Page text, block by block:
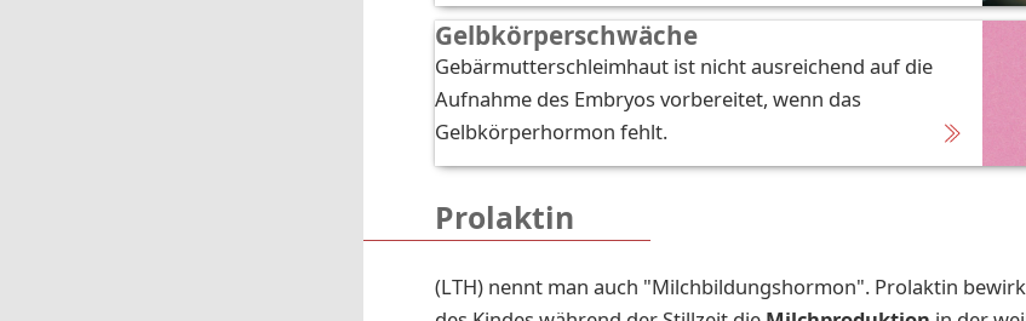
Gelbkörperschwäche
Gebärmutterschleimhaut ist nicht ausreichend auf die
Aufnahme des Embryos vorbereitet, wenn das
Gelbkörperhormon fehlt.
Prolaktin
(LTH) nennt man auch "Milchbildungshormon". Prolaktin